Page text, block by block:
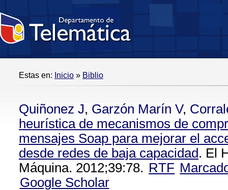
Estas en: Inicio » Biblio
Quiñonez J, Garzón Marín V,
heurística de mecanismos de
mensajes Soap para mejorar el
desde redes de baja capacidad. El
Máquina. 2012;39:78. RTF
Google Scholar